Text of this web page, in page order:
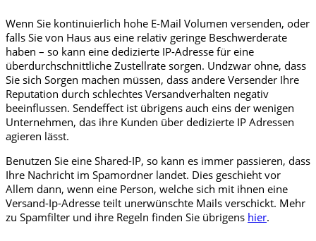
Wenn Sie kontinuierlich hohe E-Mail Volumen versenden, oder
falls Sie von Haus aus eine relativ geringe Beschwerderate
haben – so kann eine dedizierte IP-Adresse für eine
überdurchschnittliche Zustellrate sorgen. Undzwar ohne, dass
Sie sich Sorgen machen müssen, dass andere Versender Ihre
Reputation durch schlechtes Versandverhalten negativ
beeinflussen. Sendeffect ist übrigens auch eins der wenigen
Unternehmen, das ihre Kunden über dedizierte IP Adressen
agieren lässt.
Benutzen Sie eine Shared-IP, so kann es immer passieren, dass
Ihre Nachricht im Spamordner landet. Dies geschieht vor
Allem dann, wenn eine Person, welche sich mit ihnen eine
Versand-Ip-Adresse teilt unerwünschte Mails verschickt. Mehr
zu Spamfilter und ihre Regeln finden Sie übrigens hier.